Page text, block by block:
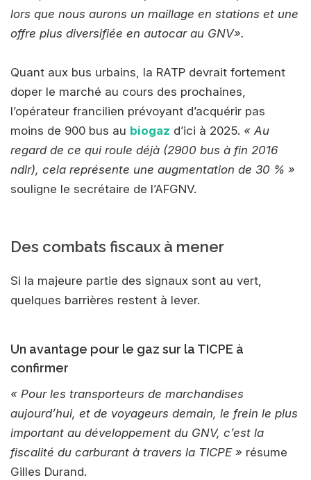
lors que nous aurons un maillage en stations et une
offre plus diversifiée en autocar au GNV».
Quant aux bus urbains, la RATP devrait fortement
doper le marché au cours des prochaines,
l’opérateur francilien prévoyant d’acquérir pas
moins de 900 bus au biogaz d’ici à 2025. « Au
regard de ce qui roule déjà (2900 bus à fin 2016
ndlr), cela représente une augmentation de 30 % »
souligne le secrétaire de l’AFGNV.
Des combats fiscaux à mener
Si la majeure partie des signaux sont au vert,
quelques barrières restent à lever.
Un avantage pour le gaz sur la TICPE à
confirmer
« Pour les transporteurs de marchandises
aujourd’hui, et de voyageurs demain, le frein le plus
important au développement du GNV, c’est la
fiscalité du carburant à travers la TICPE » résume
Gilles Durand.